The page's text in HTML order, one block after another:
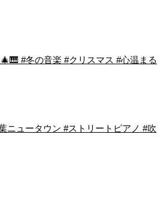
#冬の音楽 #クリスマス #心温まる
ニュータウン #ストリートピアノ #吹